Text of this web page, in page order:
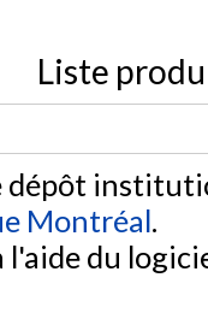
Liste
dépôt
Montréal.
l'aide du